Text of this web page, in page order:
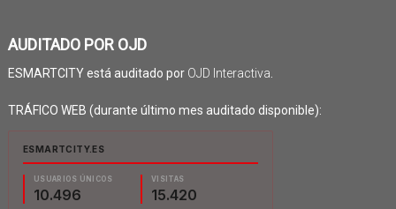
AUDITADO POR OJD
ESMARTCITY está auditado por OJD Interactiva.
TRÁFICO WEB (durante último mes auditado disponible):